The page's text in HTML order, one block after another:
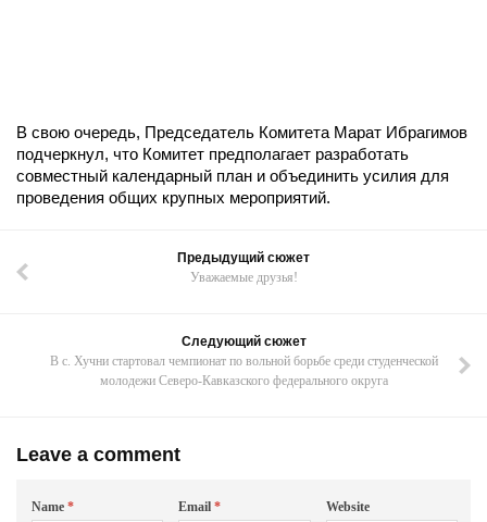
В свою очередь, Председатель Комитета Марат Ибрагимов
подчеркнул, что Комитет предполагает разработать
совместный календарный план и объединить усилия для
проведения общих крупных мероприятий.
Предыдущий сюжет
Уважаемые друзья!
Следующий сюжет
В с. Хучни стартовал чемпионат по вольной борьбе среди студенческой
молодежи Северо-Кавказского федерального округа
Leave a comment
Name * Email* Website